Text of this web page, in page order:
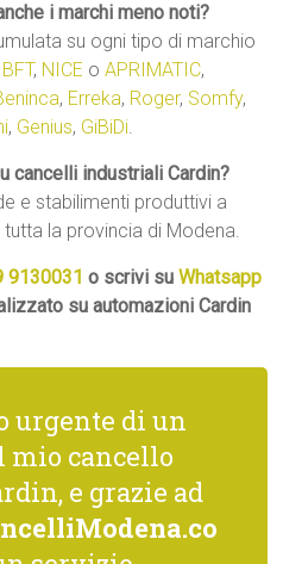
i marchi meno noti?
su ogni tipo di marchio
BFT, NICE oAPRIMATIC,
, Erreka, Roger, Somfy,
, Genius, GiBiDi.
cancelli industriali Cardin?
e stabilimenti produttivi a
la provincia di Modena.
9130031 o scrivi suWhatsapp
su automazioni Cardin
urgente di un
cancello
e grazie ad